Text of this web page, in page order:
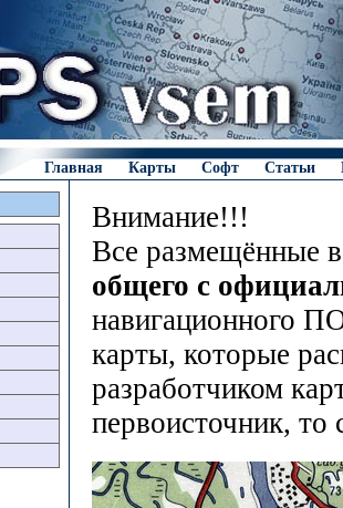
Главная Карты Софт Статьи
Внимание!!!
Все размещённые
общего с
навигационного
карты, которые
разработчиком
первоисточник,